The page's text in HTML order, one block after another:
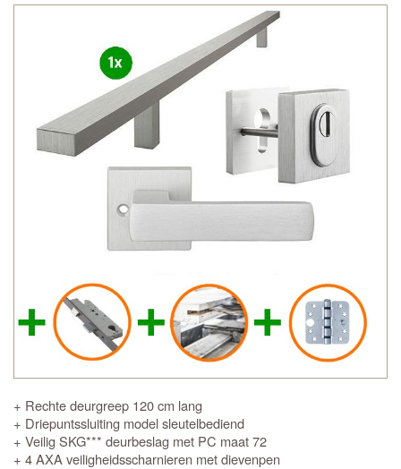
+ Rechte deurgreep 120 cm lang
+ Driepuntssluiting model sleutelbediend
+ Veilig SKG*** deurbeslag met PC maat 72
+ 4 AXA veiligheidsscharnieren met dievenpen